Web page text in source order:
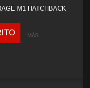
M1 HATCHBACK
MÁS